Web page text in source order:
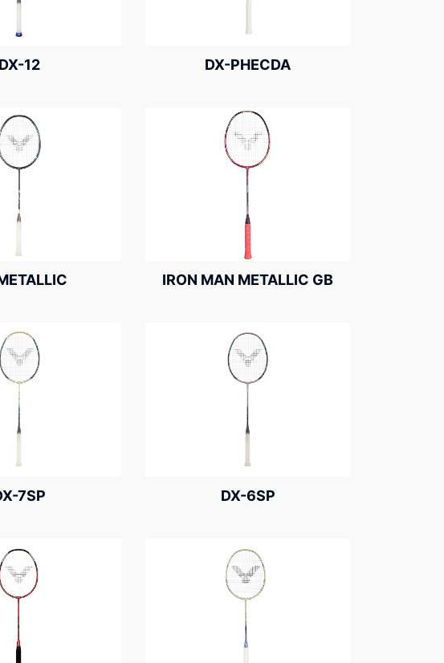
DX-12 DX-PHECDA
IRON MAN METALLIC GB
7SP DX-6SP